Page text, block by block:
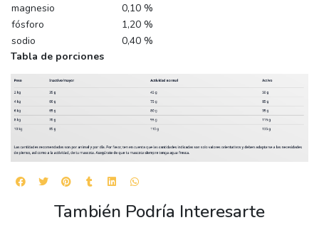
magnesio
0,10 %
fósforo
1,20 %
sodio
0,40 %
Tabla de porciones
También Podría Interesarte